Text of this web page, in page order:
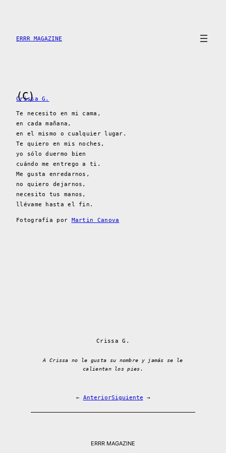
contenido
ERRR MAGAZINE
(C)
Crissa G.
Te necesito en mi cama,
en cada mañana,
en el mismo o cualquier lugar.
Te quiero en mis noches,
yo sólo duermo bien
cuándo me entrego a ti.
Me gusta enredarnos,
no quiero dejarnos,
necesito tus manos,
llévame hasta el fin.
Fotografía por Martin Canova
Crissa G.
A Crissa no le gusta su nombre y jamás se le
calientan los pies.
← AnteriorSiguiente →
ERRR MAGAZINE